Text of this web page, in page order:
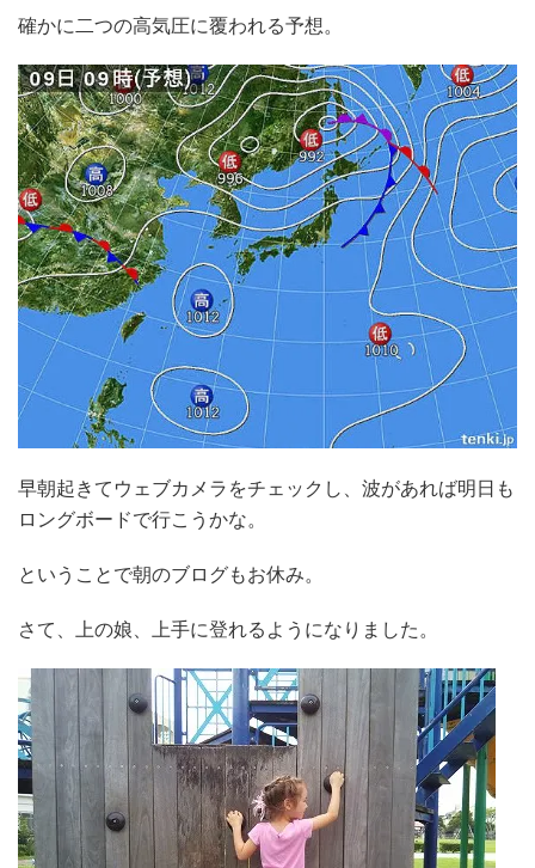
確かに二つの高気圧に覆われる予想。
早朝起きてウェブカメラをチェックし、波があれば明日も
ロングボードで行こうかな。
ということで朝のブログもお休み。
さて、上の娘、上手に登れるようになりました。